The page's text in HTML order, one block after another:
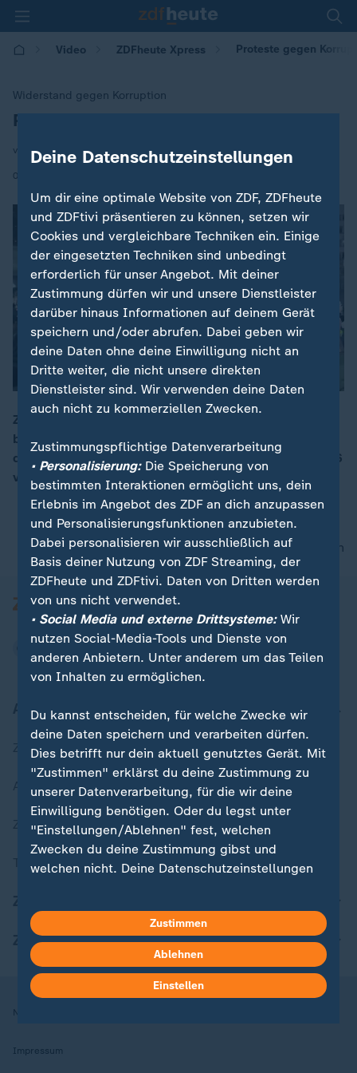
Video ZDFheute Xpress Proteste gegen
Widerstand gegen Korruption
:Proteste gegen Korruption in Bulgarien
von Kai Remen
02.12.2025 | 07:26
00:16
Zehntausende Menschen protestieren in der
bulgarischen Hauptstadt Sofia gegen die Korruption
der Regierung. Vorwurf: Der Haushaltsentwurf für 2026
verschleiert Korruption.
nach oben
Aktuell bei ZDFheute
Zuletzt veröffentlicht
Aktuelle Sendungs-Videos
ZDFheute Stories
Themen im Überblick
ZDFheute Apps
Nutzungsbedingungen
Impressum
Deine Datenschutzeinstellungen
Um dir eine optimale Website von ZDF, ZDFheute
und ZDFtivi präsentieren zu können, setzen wir
Cookies und vergleichbare Techniken ein. Einige
der eingesetzten Techniken sind unbedingt
erforderlich für unser Angebot. Mit deiner
Zustimmung dürfen wir und unsere Dienstleister
darüber hinaus Informationen auf deinem Gerät
speichern und/oder abrufen. Dabei geben wir
deine Daten ohne deine Einwilligung nicht an
Dritte weiter, die nicht unsere direkten
Dienstleister sind. Wir verwenden deine Daten
auch nicht zu kommerziellen Zwecken.
Zustimmungspflichtige Datenverarbeitung
• Personalisierung:Die Speicherung von
bestimmten Interaktionen ermöglicht uns, dein
Erlebnis im Angebot des ZDF an dich anzupassen
und Personalisierungsfunktionen anzubieten.
Dabei personalisieren wir ausschließlich auf
Basis deiner Nutzung von ZDF Streaming, der
ZDFheute und ZDFtivi. Daten von Dritten werden
von uns nicht verwendet.
• Social Media und externe Drittsysteme:Wir
nutzen Social-Media-Tools und Dienste von
anderen Anbietern. Unter anderem um das Teilen
von Inhalten zu ermöglichen.
Du kannst entscheiden, für welche Zwecke wir
deine Daten speichern und verarbeiten dürfen.
Dies betrifft nur dein aktuell genutztes Gerät. Mit
"Zustimmen" erklärst du deine Zustimmung zu
unserer Datenverarbeitung, für die wir deine
Einwilligung benötigen. Oder du legst unter
"Einstellungen/Ablehnen" fest, welchen
Zwecken du deine Zustimmung gibst und
welchen nicht. Deine Datenschutzeinstellungen
Hier findest du das Impressum.
Weitere Informationen findest du in unserer
Datenschutzerklärung.
Zustimmen
Ablehnen
Einstellen